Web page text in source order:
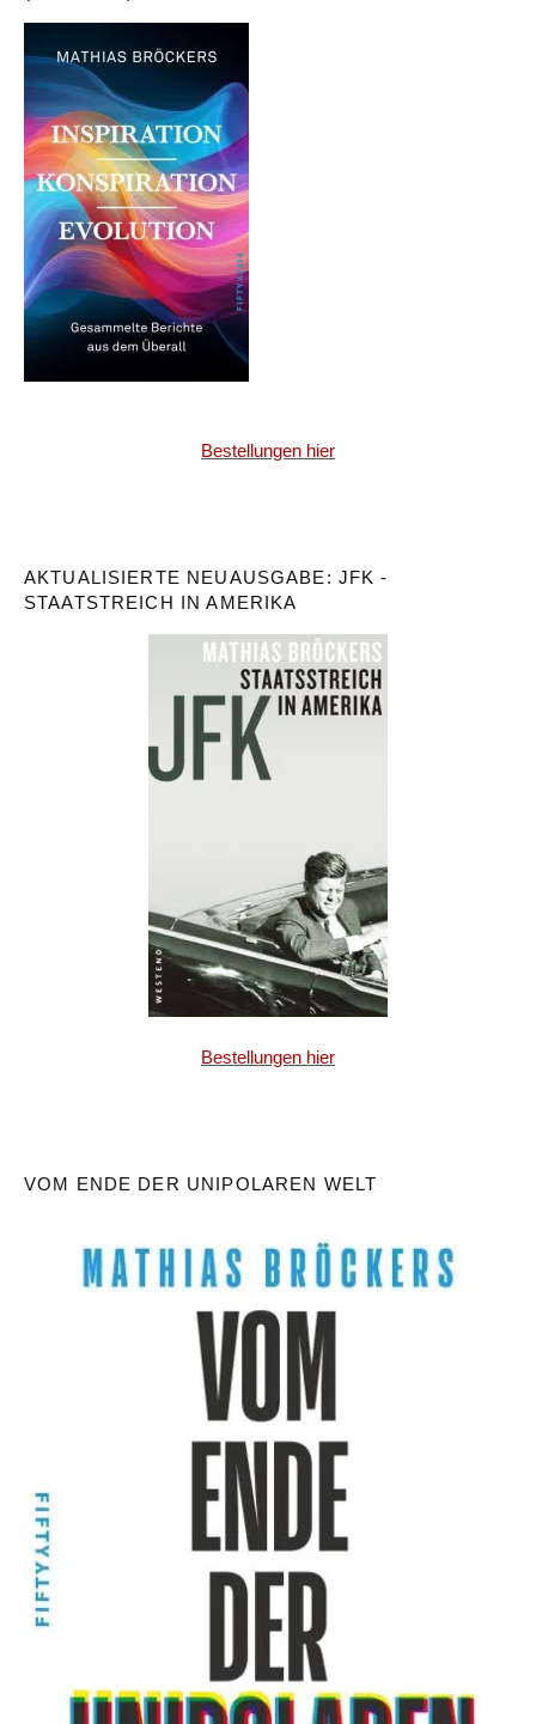
Bestellungen hier
AKTUALISIERTE NEUAUSGABE: JFK -
STAATSTREICH IN AMERIKA
Bestellungen hier
VOM ENDE DER UNIPOLAREN WELT